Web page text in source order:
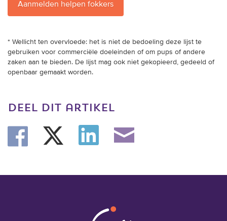
Aanmelden helpen fokkers
* Wellicht ten overvloede: het is niet de bedoeling deze lijst te
gebruiken voor commerciële doeleinden of om pups of andere
zaken aan te bieden. De lijst mag ook niet gekopieerd, gedeeld of
openbaar gemaakt worden.
deel dit artikel